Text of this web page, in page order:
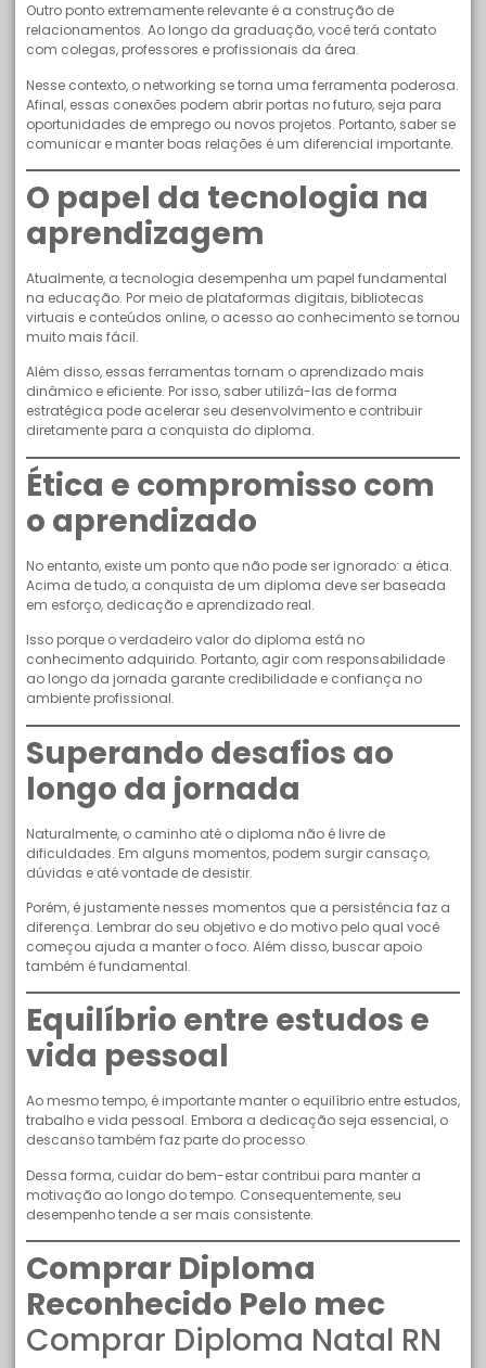
Outro ponto extremamente relevante é a construção de
relacionamentos. Ao longo da graduação, você terá contato
com colegas, professores e profissionais da área.
Nesse contexto, o networking se torna uma ferramenta poderosa.
Afinal, essas conexões podem abrir portas no futuro, seja para
oportunidades de emprego ou novos projetos. Portanto, saber se
comunicar e manter boas relações é um diferencial importante.
O papel da tecnologia na
aprendizagem
Atualmente, a tecnologia desempenha um papel fundamental
na educação. Por meio de plataformas digitais, bibliotecas
virtuais e conteúdos online, o acesso ao conhecimento se tornou
muito mais fácil.
Além disso, essas ferramentas tornam o aprendizado mais
dinâmico e eficiente. Por isso, saber utilizá-las de forma
estratégica pode acelerar seu desenvolvimento e contribuir
diretamente para a conquista do diploma.
Ética e compromisso com
o aprendizado
No entanto, existe um ponto que não pode ser ignorado: a ética.
Acima de tudo, a conquista de um diploma deve ser baseada
em esforço, dedicação e aprendizado real.
Isso porque o verdadeiro valor do diploma está no
conhecimento adquirido. Portanto, agir com responsabilidade
ao longo da jornada garante credibilidade e confiança no
ambiente profissional.
Superando desafios ao
longo da jornada
Naturalmente, o caminho até o diploma não é livre de
dificuldades. Em alguns momentos, podem surgir cansaço,
dúvidas e até vontade de desistir.
Porém, é justamente nesses momentos que a persistência faz a
diferença. Lembrar do seu objetivo e do motivo pelo qual você
começou ajuda a manter o foco. Além disso, buscar apoio
também é fundamental.
Equilíbrio entre estudos e
vida pessoal
Ao mesmo tempo, é importante manter o equilíbrio entre estudos,
trabalho e vida pessoal. Embora a dedicação seja essencial, o
descanso também faz parte do processo.
Dessa forma, cuidar do bem-estar contribui para manter a
motivação ao longo do tempo. Consequentemente, seu
desempenho tende a ser mais consistente.
Comprar Diploma
Reconhecido Pelo mec
Comprar Diploma Natal RN